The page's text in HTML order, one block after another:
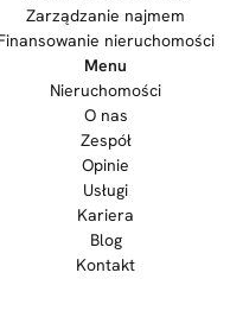
Zarządzanie najmem
nieruchomości
Menu
Nieruchomości
O nas
Zespół
Opinie
Usługi
Kariera
Blog
Kontakt